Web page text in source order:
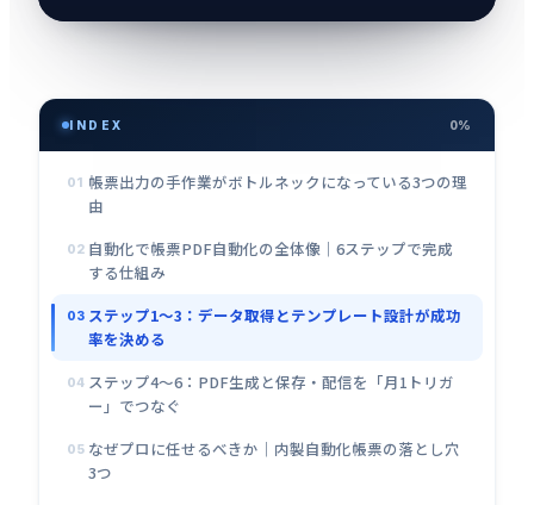
INDEX 0%
01 帳票出力の手作業がボトルネックになっている3つの理
由
02 自動化で帳票PDF自動化の全体像｜6ステップで完成
する仕組み
03 ステップ1〜3：データ取得とテンプレート設計が成功
率を決める
04 ステップ4〜6：PDF生成と保存・配信を「月1トリガ
ー」でつなぐ
05 なぜプロに任せるべきか｜内製自動化帳票の落とし穴
3つ